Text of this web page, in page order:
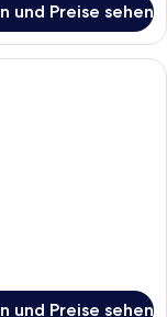
und Preise sehen
mit zwei Betten,
und Preise sehen